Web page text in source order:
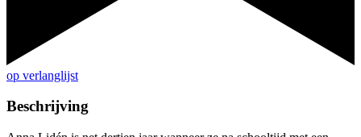
op verlanglijst
Beschrijving